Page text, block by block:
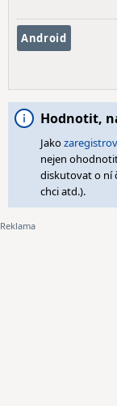
Android
Hodnotit,
Jako
nejen
diskutovat o ní
chci atd.).